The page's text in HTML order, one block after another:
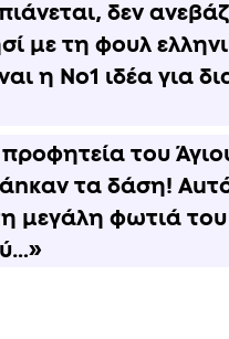
δεν
με τη φουλ
η No1 ιδέα για
του
τα δάση!
μεγάλη φωτιά του